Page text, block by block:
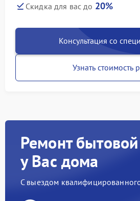
Скидка для вас до 20%
Консультация со
Узнать стоимость
Ремонт
у Вас дома
С выездом